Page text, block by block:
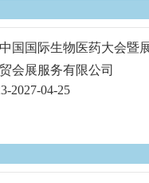
国国际生物医药大会暨
会展服务有限公司
2027-04-25